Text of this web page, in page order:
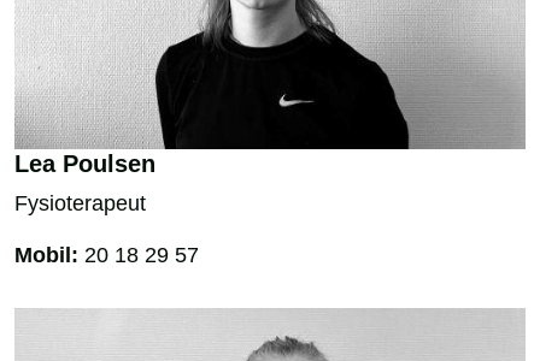
Lea Poulsen
Fysioterapeut
Mobil: 20 18 29 57